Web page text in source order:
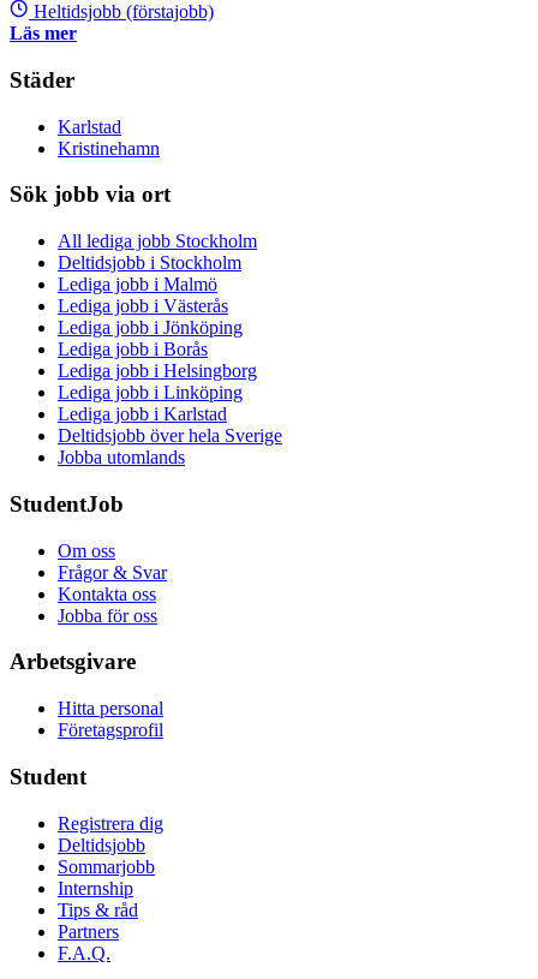
Heltidsjobb (förstajobb)
Läs mer
Städer
Karlstad
Kristinehamn
Sök jobb via ort
All lediga jobb Stockholm
Deltidsjobb i Stockholm
Lediga jobb i Malmö
Lediga jobb i Västerås
Lediga jobb i Jönköping
Lediga jobb i Borås
Lediga jobb i Helsingborg
Lediga jobb i Linköping
Lediga jobb i Karlstad
Deltidsjobb över hela Sverige
Jobba utomlands
StudentJob
Om oss
Frågor & Svar
Kontakta oss
Jobba för oss
Arbetsgivare
Hitta personal
Företagsprofil
Student
Registrera dig
Deltidsjobb
Sommarjobb
Internship
Tips & råd
Partners
F.A.Q.